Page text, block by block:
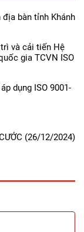
bàn tỉnh Khánh
và cải tiến Hệ
gia TCVN ISO
dụng ISO 9001-
(26/12/2024)